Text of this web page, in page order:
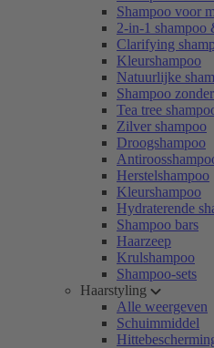
Shampoo voor
2-in-1 shampoo
Clarifying
Kleurshampoo
Natuurlijke
Shampoo
Tea tree
Zilver shampoo
Droogshampoo
Herstelshampoo
Kleurshampoo
Hydraterende
Shampoo bars
Haarzeep
Krulshampoo
Shampoo-sets
Haarstyling
Alle weergeven
Schuimmiddel